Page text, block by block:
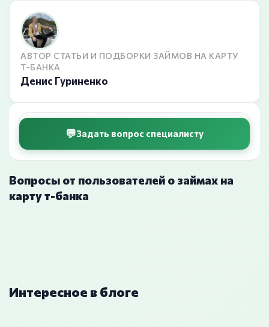
АВТОР СТАТЬИ И ПОДБОРКИ ЗАЙМОВ НА КАРТУ
Т-БАНКА
Денис Гуриненко
Задать вопрос специалисту
Вопросы от пользователей о займах на
карту т-банка
Интересное в блоге